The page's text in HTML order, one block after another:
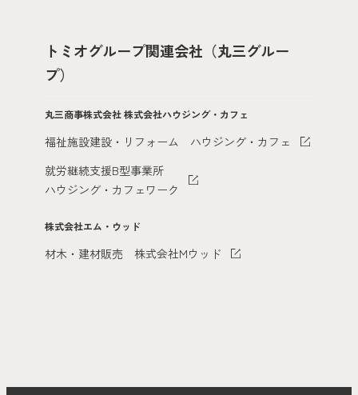
トミオグループ関連会社（丸三グルー
プ）
丸三商事株式会社株式会社ハウジング・カフェ
福祉施設建設・リフォーム ハウジング・カフェ
就労継続支援B型事業所
ハウジング・カフェワーク
株式会社エム・ウッド
材木・建材販売 株式会社Mウッド